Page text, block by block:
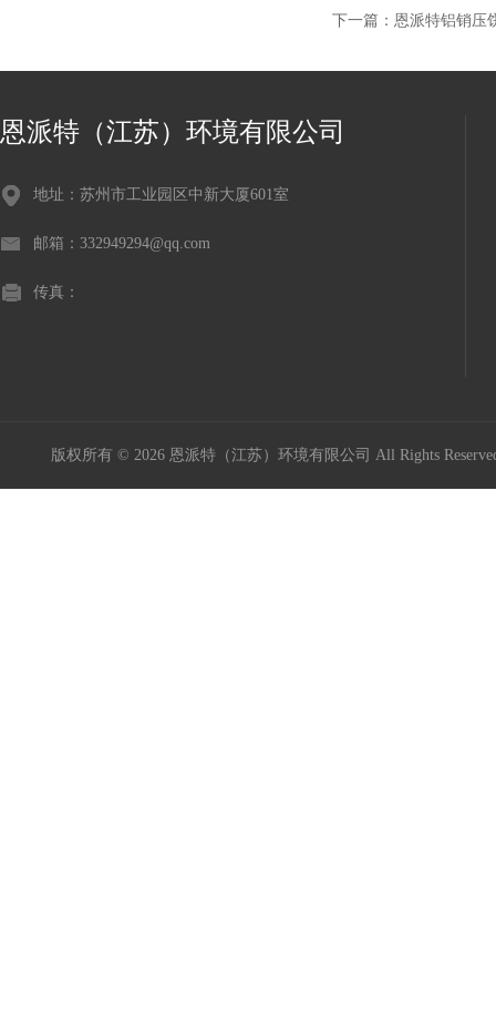
下一篇： 恩派特铝销压
恩派特（江苏）环境有限公司
地址：苏州市工业园区中新大厦601室
邮箱：332949294@qq.com
传真：
版权所有 © 2026 恩派特（江苏）环境有限公司 All Rights